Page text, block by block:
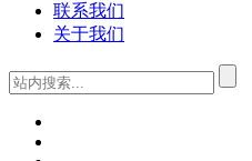
联系我们
关于我们